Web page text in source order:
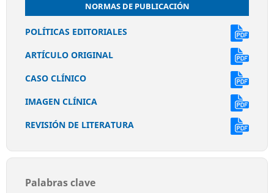
NORMAS DE PUBLICACIÓN
POLÍTICAS EDITORIALES
ARTÍCULO ORIGINAL
CASO CLÍNICO
IMAGEN CLÍNICA
REVISIÓN DE LITERATURA
Palabras clave